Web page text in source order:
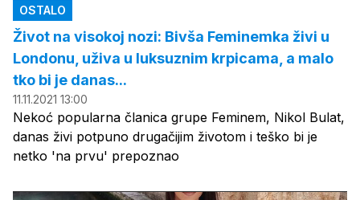
OSTALO
Život na visokoj nozi: Bivša Feminemka živi u
Londonu, uživa u luksuznim krpicama, a malo
tko bi je danas...
11.11.2021 13:00
Nekoć popularna članica grupe Feminem, Nikol Bulat,
danas živi potpuno drugačijim životom i teško bi je
netko 'na prvu' prepoznao